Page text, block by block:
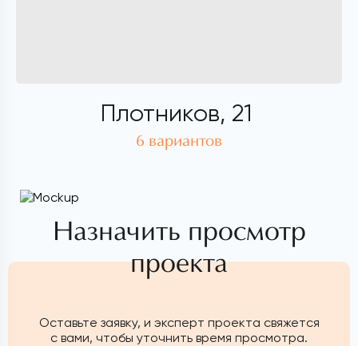
Плотников, 21
6 вариантов
Назначить просмотр
проекта
Оставьте заявку, и эксперт проекта свяжется
с вами, чтобы уточнить время просмотра.